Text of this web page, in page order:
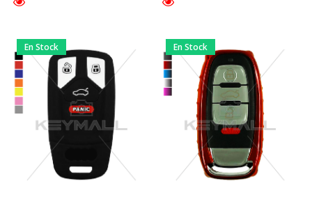
En Stock En Stock